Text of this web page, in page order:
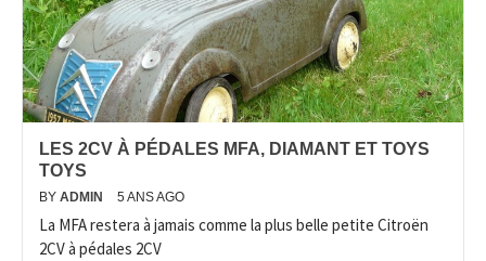
LES 2CV À PÉDALES MFA, DIAMANT ET TOYS
TOYS
BY ADMIN 5 ANS AGO
La MFA restera à jamais comme la plus belle petite Citroën
2CV à pédales 2CV